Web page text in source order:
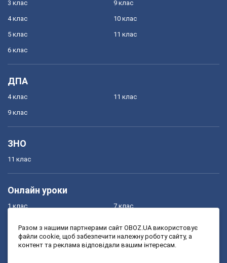
3 клас
4 клас
5 клас
6 клас
9 клас
10 клас
11 клас
ДПА
4 клас
9 клас
11 клас
ЗНО
11 клас
Онлайн уроки
1 клас
3 клас
7 клас
9 клас
Разом з нашими партнерами сайт OBOZ.UA використовує
файли cookie, щоб забезпечити належну роботу сайту, а
контент та реклама відповідали вашим інтересам.